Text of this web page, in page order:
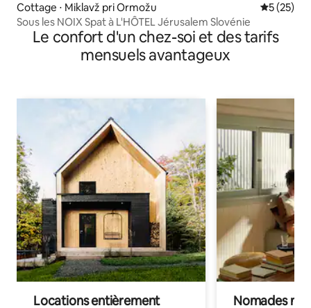
Cottage ⋅ Miklavž pri Ormožu
5 (25)
Sous les NOIX Spat à L'HÔTEL Jérusalem Slovénie
Le confort d'un chez-soi et des tarifs
mensuels avantageux
Locations entièrement Nomades